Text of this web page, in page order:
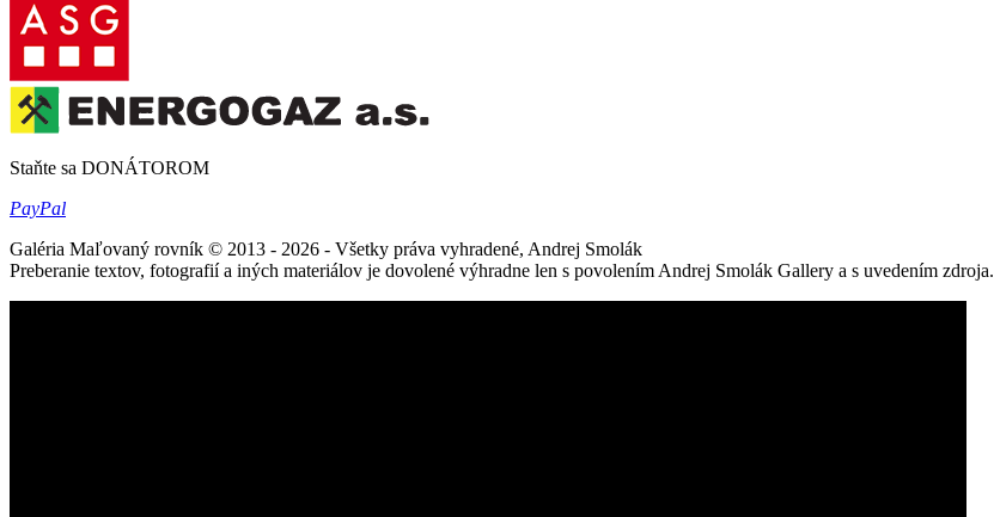
Staňte sa DONÁTOROM
PayPal
Galéria Maľovaný rovník © 2013 - 2026 - Všetky práva vyhradené, Andrej Smolák
Preberanie textov, fotografií a iných materiálov je dovolené výhradne len s povolením Andrej Smolák Gallery a s uvedením zdroja.